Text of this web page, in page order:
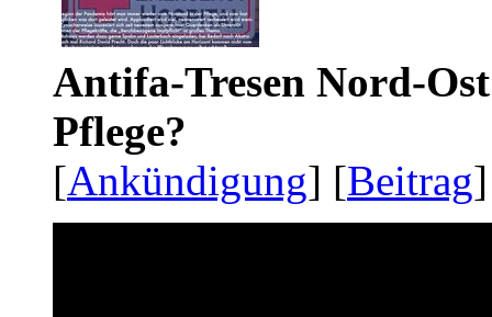
Antifa-Tresen Nord-
Pflege?
[Ankündigung] [Beitrag